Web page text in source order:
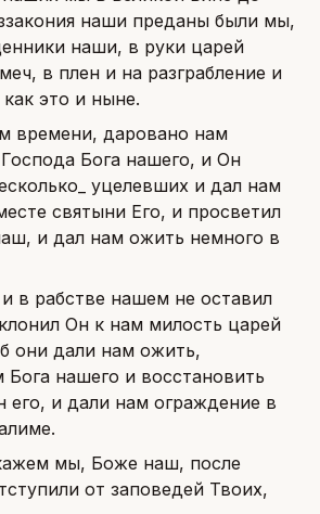
наши преданы были мы,
наши, в руки царей
в плен и на разграбление и
это и ныне.
времени, даровано нам
Бога нашего, и Он
уцелевших и дал нам
святыни Его, и просветил
и дал нам ожить немного в
в рабстве нашем не оставил
Он к нам милость царей
они дали нам ожить,
Бога нашего и восстановить
его, и дали нам ограждение в
мы, Боже наш, после
от заповедей Твоих,